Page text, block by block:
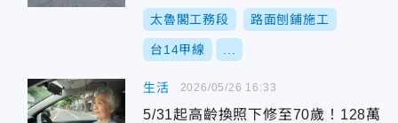
太魯閣工務段 路面刨鋪施工
台14甲線
生活
5/31起高齡換照下修至70歲！128萬
2026/05/26 16:33